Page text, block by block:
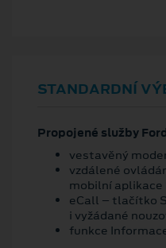
STANDARDNÍ
Propojené služby
vestavěný
vzdálené
mobilní aplikace
eCall – tlačítko
i vyžádané
funkce